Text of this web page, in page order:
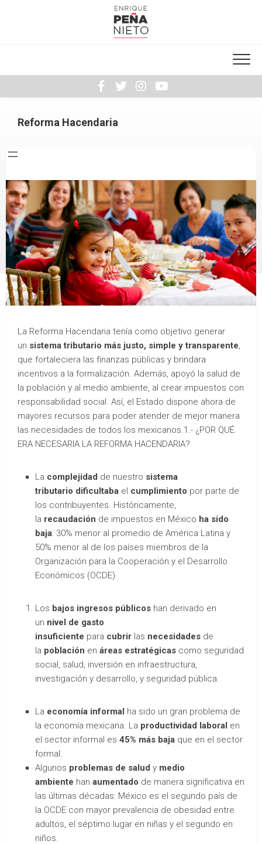
Reforma Hacendaria
La Reforma Hacendaria tenía como objetivo generar
un sistema tributario más justo, simple y transparente,
que fortaleciera las finanzas públicas y brindara
incentivos a la formalización. Además, apoyó la salud de
la población y al medio ambiente, al crear impuestos con
responsabilidad social. Así, el Estado dispone ahora de
mayores recursos para poder atender de mejor manera
las necesidades de todos los mexicanos.1.- ¿POR QUÉ
ERA NECESARIA LA REFORMA HACENDARIA?
La complejidad de nuestro sistema
tributario dificultaba el cumplimiento por parte de
los contribuyentes. Históricamente,
la recaudación de impuestos en México ha sido
baja: 30% menor al promedio de América Latina y
50% menor al de los países miembros de la
Organización para la Cooperación y el Desarrollo
Económicos (OCDE).
Los bajos ingresos públicos han derivado en
un nivel de gasto
insuficiente para cubrir las necesidades de
la población en áreas estratégicas como seguridad
social, salud, inversión en infraestructura,
investigación y desarrollo, y seguridad pública.
La economía informal ha sido un gran problema de
la economía mexicana. La productividad laboral en
el sector informal es 45% más baja que en el sector
formal.
Algunos problemas de salud y medio
ambiente han aumentado de manera significativa en
las últimas décadas: México es el segundo país de
la OCDE con mayor prevalencia de obesidad entre
adultos, el séptimo lugar en niñas y el segundo en
niños.